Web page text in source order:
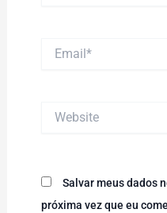
Salvar meus dados
próxima vez que eu